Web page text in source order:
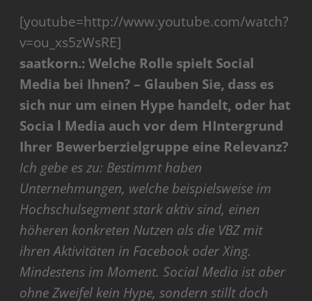
[youtube=http://www.youtube.com/watch?
v=ou_xs5zWsRE]
saatkorn.: Welche Rolle spielt Social
Media bei Ihnen? – Glauben Sie, dass es
sich nur um einen Hype handelt, oder hat
Socia l Media auch vor dem HIntergrund
Ihrer Bewerberzielgruppe eine Relevanz?
Ich gebe es zu: Bestimmt haben
Unternehmungen, welche beispielsweise im
Hochschulsegment stark aktiv sind, einen
höheren konkreten Nutzen als die VBZ mit
ihren Aktivitäten in Facebook oder Xing.
Mindestens im Moment. Social Media ist aber
ohne Zweifel kein Hype, sondern stillt doch